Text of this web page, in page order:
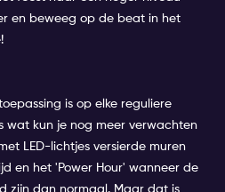
en beweeg op de beat in het
is op elke reguliere
wat kun je nog meer verwachten
LED-lichtjes versierde muren
en het 'Power Hour' wanneer de
zijn dan normaal. Maar dat is